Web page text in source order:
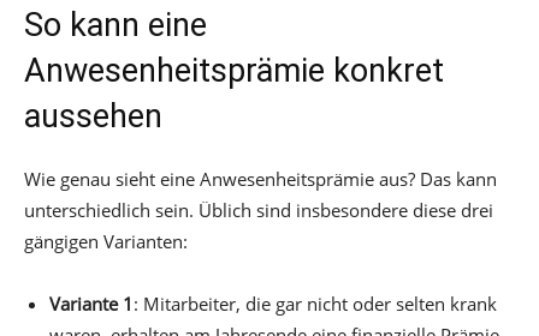
So kann eine
Anwesenheitsprämie konkret
aussehen
Wie genau sieht eine Anwesenheitsprämie aus? Das kann
unterschiedlich sein. Üblich sind insbesondere diese drei
gängigen Varianten:
Variante 1 : Mitarbeiter, die gar nicht oder selten krank